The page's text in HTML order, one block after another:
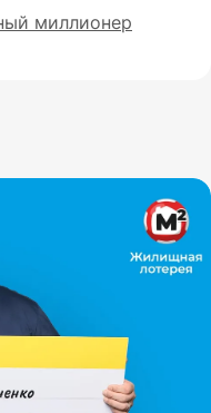
миллионер